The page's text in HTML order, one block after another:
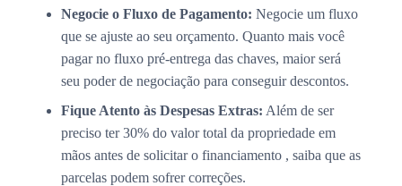
Negocie o Fluxo de Pagamento: Negocie um fluxo
que se ajuste ao seu orçamento. Quanto mais você
pagar no fluxo pré-entrega das chaves, maior será
seu poder de negociação para conseguir descontos.
Fique Atento às Despesas Extras: Além de ser
preciso ter 30% do valor total da propriedade em
mãos antes de solicitar o financiamento , saiba que as
parcelas podem sofrer correções.